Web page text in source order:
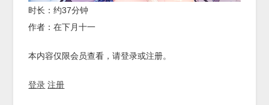
时长：约37分钟
作者：在下月十一
本内容仅限会员查看，请登录或注册。
登录 注册